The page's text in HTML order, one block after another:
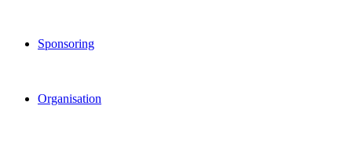
Sponsoring
Organisation